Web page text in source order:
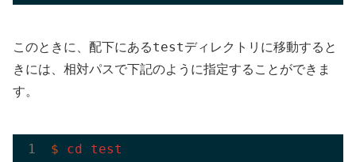
このときに、配下にあるtestディレクトリに移動すると
きには、相対パスで下記のように指定することができま
す。
$ cd test